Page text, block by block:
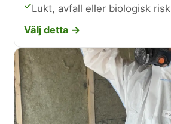
Lukt, avfall eller biologisk risk
Välj detta →